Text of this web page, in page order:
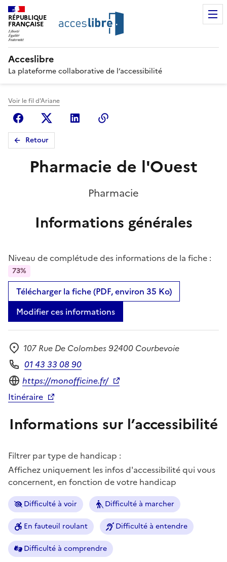
RÉPUBLIQUE
FRANÇAISE
Acceslibre
La plateforme collaborative de l’accessibilité
Voir le fil d'Ariane
FacebookX (anciennement Twitter)
Linkedin
Retour
Pharmacie de l'Ouest
Pharmacie
Informations générales
Niveau de complétude des informations de la fiche :
73%
Télécharger la fiche (PDF, environ 35 Ko)
Modifier ces informations
Adresse
107 Rue De Colombes 92400 Courbevoie
Téléphone
01 43 33 08 90
Site internet
https://monofficine.fr/
Itinéraire
Informations sur l’accessibilité
Filtrer par type de handicap :
Affichez uniquement les infos d'accessibilité qui vous
concernent, en fonction de votre handicap
Difficulté à voir Difficulté à marcher
En fauteuil roulant Difficulté à entendre
Difficulté à comprendre